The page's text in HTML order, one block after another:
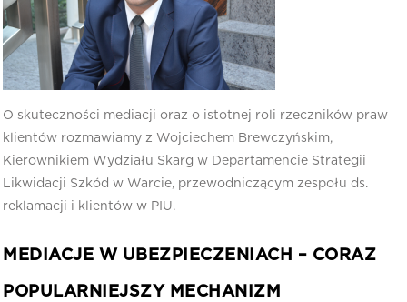
O skuteczności mediacji oraz o istotnej roli rzeczników praw
klientów rozmawiamy z Wojciechem Brewczyńskim,
Kierownikiem Wydziału Skarg w Departamencie Strategii
Likwidacji Szkód w Warcie, przewodniczącym zespołu ds.
reklamacji i klientów w PIU.
MEDIACJE W UBEZPIECZENIACH – CORAZ
POPULARNIEJSZY MECHANIZM